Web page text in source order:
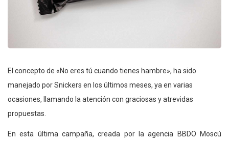
El concepto de «No eres tú cuando tienes hambre», ha sido
manejado por Snickers en los últimos meses, ya en varias
ocasiones, llamando la atención con graciosas y atrevidas
propuestas.
En esta última campaña, creada por la agencia BBDO Moscú